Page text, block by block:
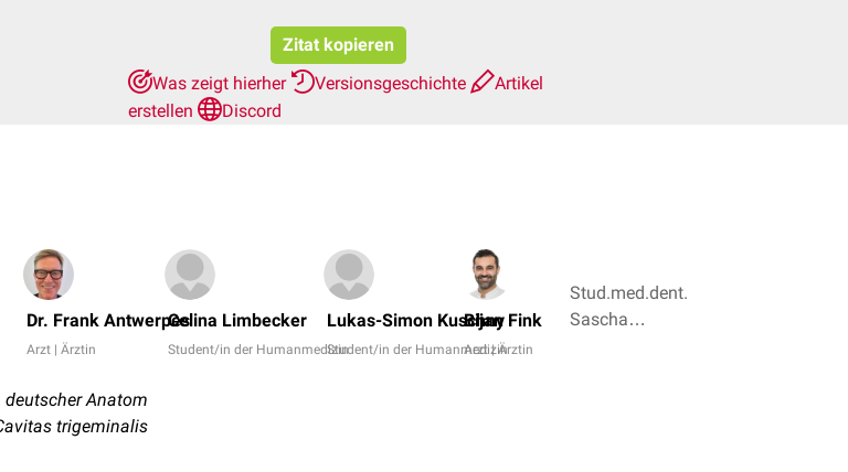
Zitat kopieren
Was zeigt hierher
Versionsgeschichte
Artikel
erstellen
Discord
Dr. Frank Antwerpes
Arzt | Ärztin
Celina Limbecker
Student/in der Humanmedizin
Lukas-Simon Kuschny
Student/in der Humanmedizin
Bijan Fink
Arzt | Ärztin
Stud.med.dent.
Sascha
Anatom
trigeminalis